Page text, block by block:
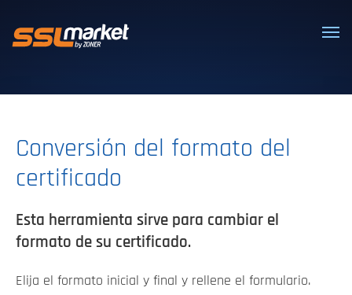
Certificados SSL/TLS confiables
Conversión del formato del
certificado
Esta herramienta sirve para cambiar el
formato de su certificado.
Elija el formato inicial y final y rellene el formulario.